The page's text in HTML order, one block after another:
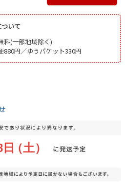
いて
料(一部地域除く)
880円／ゆうパケット330円